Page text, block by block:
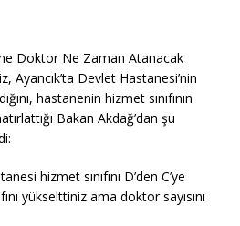
Doktor Ne Zaman Atanacak
Ayancık’ta Devlet Hastanesi’nin
hastanenin hizmet sınıfının
Bakan Akdağ’dan şu
hizmet sınıfını D’den C’ye
yükselttiniz ama doktor sayısını